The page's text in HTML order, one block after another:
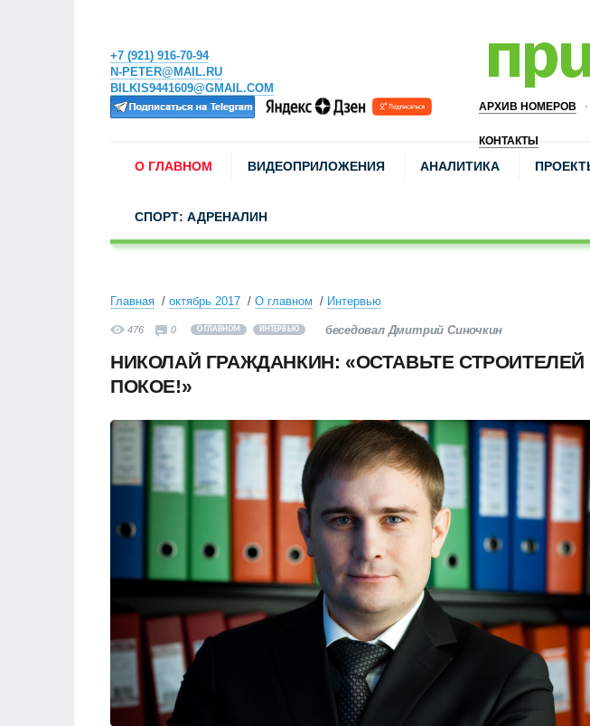
+7 (921) 916-70-94
N-PETER@MAIL.RU
BILKIS9441609@GMAIL.COM
АРХИВ НОМЕРОВ
КОНТАКТЫ
О ГЛАВНОМ ВИДЕОПРИЛОЖЕНИЯ АНАЛИТИКА
СПОРТ: АДРЕНАЛИН
Главная октябрь 2017 О главном Интервью
476 0 О ГЛАВНОМ ИНТЕРВЬЮ беседовал Дмитрий Синочкин
НИКОЛАЙ ГРАЖДАНКИН: «ОСТАВЬТЕ СТРОИТЕЛЕЙ
ПОКОЕ!»